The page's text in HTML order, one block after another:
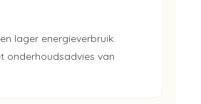
lager energieverbruik.
onderhoudsadvies van